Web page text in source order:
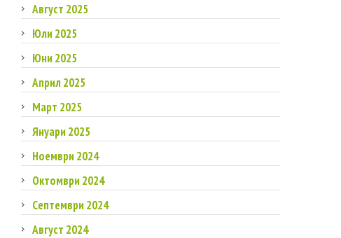
Август 2025
Юли 2025
Юни 2025
Април 2025
Март 2025
Януари 2025
Ноември 2024
Октомври 2024
Септември 2024
Август 2024